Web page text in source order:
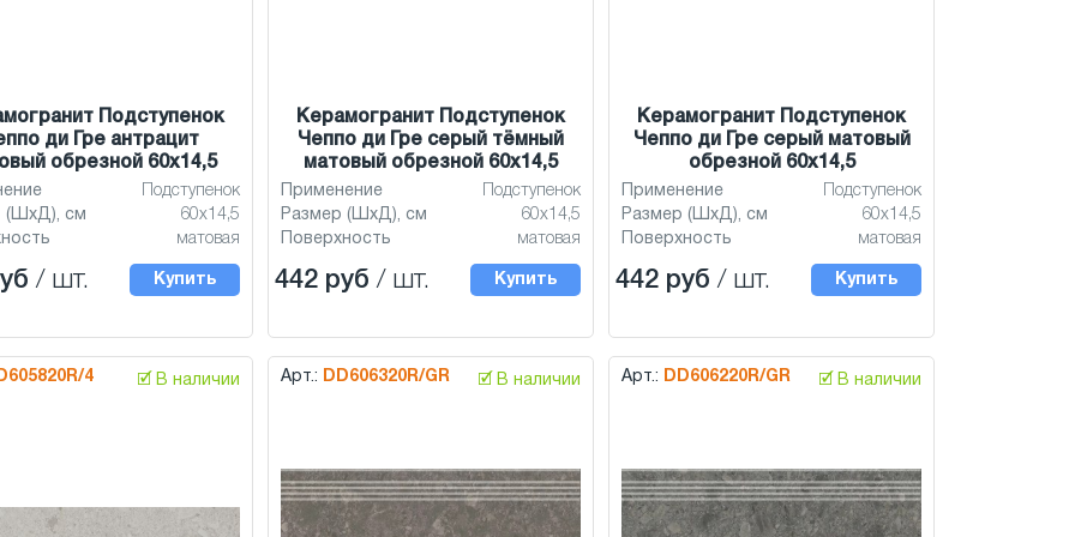
Подступенок
ди Гре антрацит
обрезной 60x14,5
Подступенок
(ШхД), см
60x14,5
матовая
/ шт. Купить
Керамогранит Подступенок
Чеппо ди Гре серый тёмный
матовый обрезной 60x14,5
Применение
Подступенок
Размер (ШхД), см
60x14,5
Поверхность
матовая
442 руб / шт. Купить
Керамогранит Подступенок
Чеппо ди Гре серый матовый
обрезной 60x14,5
Применение
Подступенок
Размер (ШхД), см
60x14,5
Поверхность
матовая
442 руб / шт. Купить
4 🗹 В наличии Арт.: DD606320R/GR 🗹 В наличии Арт.: DD606220R/GR 🗹 В наличии